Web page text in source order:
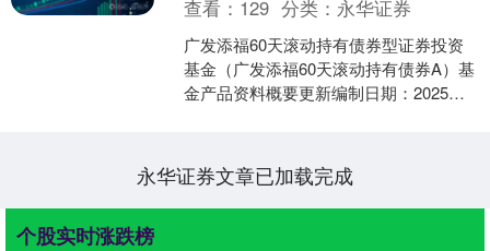
查看： 129 分类： 永华证券
广发添福60天滚动持有债券型证券投资
基金（广发添福60天滚动持有债券A）基
金产品资料概要更新编制日期：2025年5
永华证券文章已加载完成
个股实时涨跌榜